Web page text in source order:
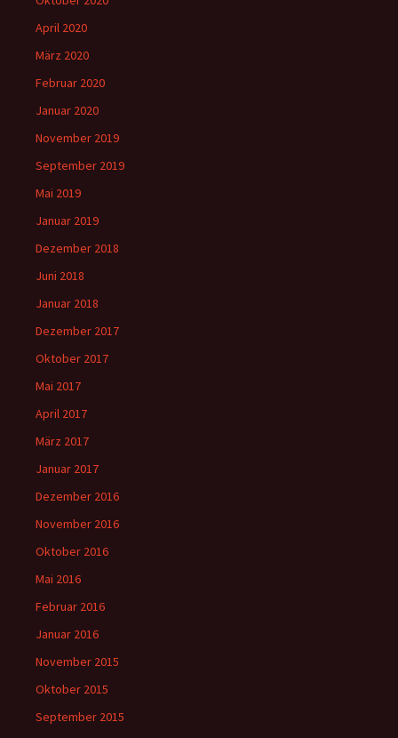
April 2020
März 2020
Februar 2020
Januar 2020
November 2019
September 2019
Mai 2019
Januar 2019
Dezember 2018
Juni 2018
Januar 2018
Dezember 2017
Oktober 2017
Mai 2017
April 2017
März 2017
Januar 2017
Dezember 2016
November 2016
Oktober 2016
Mai 2016
Februar 2016
Januar 2016
November 2015
Oktober 2015
September 2015